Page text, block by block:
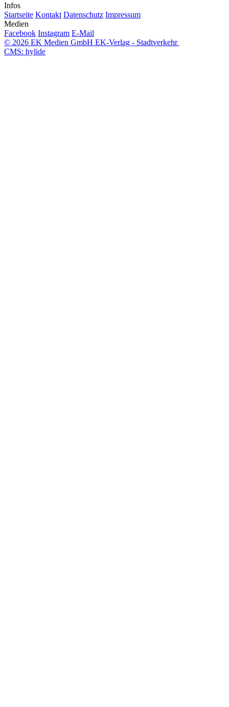
Infos
Startseite Kontakt Datenschutz Impressum
Medien
Facebook Instagram E-Mail
© 2026 EK Medien GmbH EK-Verlag - Stadtverkehr
CMS: hylide